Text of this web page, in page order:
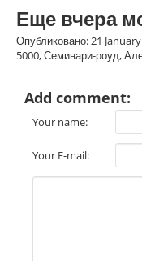
Еще вчера
Опубликовано: 21
5000, Семинари-роуд,
Add comment:
Your name:
Your E-mail: